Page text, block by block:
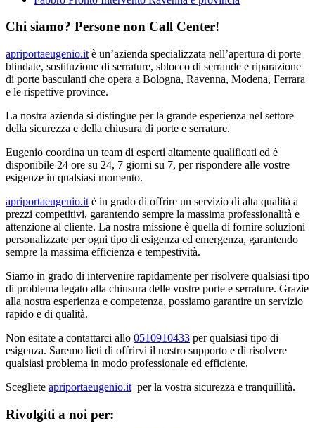
Chi siamo? Persone non Call Center!
apriportaeugenio.it è un’azienda specializzata nell’apertura di porte
blindate, sostituzione di serrature, sblocco di serrande e riparazione
di porte basculanti che opera a Bologna, Ravenna, Modena, Ferrara
e le rispettive province.
La nostra azienda si distingue per la grande esperienza nel settore
della sicurezza e della chiusura di porte e serrature.
Eugenio coordina un team di esperti altamente qualificati ed è
disponibile 24 ore su 24, 7 giorni su 7, per rispondere alle vostre
esigenze in qualsiasi momento.
apriportaeugenio.it è in grado di offrire un servizio di alta qualità a
prezzi competitivi, garantendo sempre la massima professionalità e
attenzione al cliente. La nostra missione è quella di fornire soluzioni
personalizzate per ogni tipo di esigenza ed emergenza, garantendo
sempre la massima efficienza e tempestività.
Siamo in grado di intervenire rapidamente per risolvere qualsiasi tipo
di problema legato alla chiusura delle vostre porte e serrature. Grazie
alla nostra esperienza e competenza, possiamo garantire un servizio
rapido e di qualità.
Non esitate a contattarci allo 0510910433 per qualsiasi tipo di
esigenza. Saremo lieti di offrirvi il nostro supporto e di risolvere
qualsiasi problema in modo professionale ed efficiente.
Scegliete apriportaeugenio.it per la vostra sicurezza e tranquillità.
Rivolgiti a noi per: